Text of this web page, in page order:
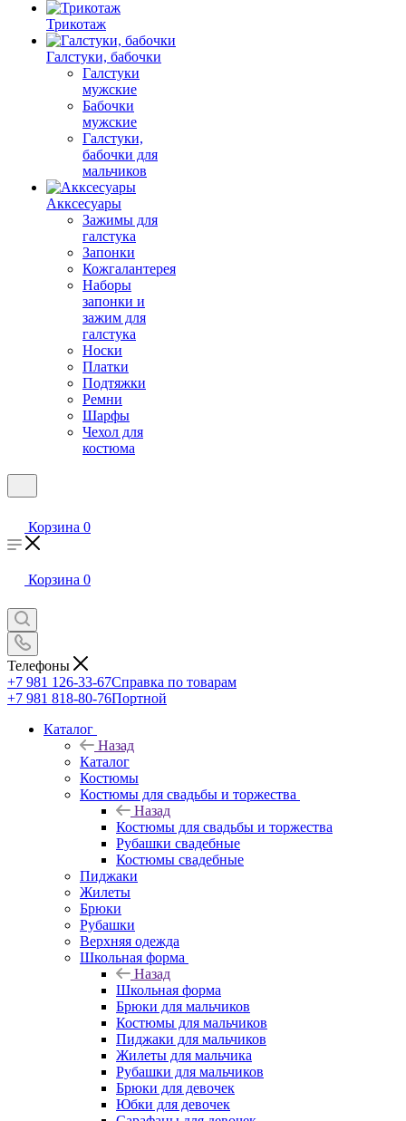
Трикотаж
Галстуки, бабочки
Галстуки
мужские
Бабочки
мужские
Галстуки,
бабочки для
мальчиков
Акксесуары
Зажимы для
галстука
Запонки
Кожгалантерея
Наборы
запонки и
зажим для
галстука
Носки
Платки
Подтяжки
Ремни
Шарфы
Чехол для
костюма
Корзина 0
Корзина 0
Телефоны
+7 981 126-33-67Справка по товарам
+7 981 818-80-76Портной
Каталог
Назад
Каталог
Костюмы
Костюмы для свадьбы и торжества
Назад
Костюмы для свадьбы и торжества
Рубашки свадебные
Костюмы свадебные
Пиджаки
Жилеты
Брюки
Рубашки
Верхняя одежда
Школьная форма
Назад
Школьная форма
Брюки для мальчиков
Костюмы для мальчиков
Пиджаки для мальчиков
Жилеты для мальчика
Рубашки для мальчиков
Брюки для девочек
Юбки для девочек